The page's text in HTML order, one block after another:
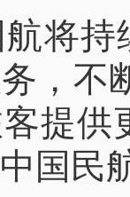
持
，不
提
国民